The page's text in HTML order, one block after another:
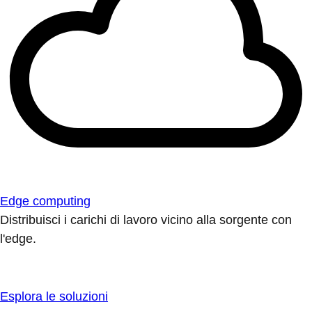
Edge computing
Distribuisci i carichi di lavoro vicino alla sorgente con
l'edge.
Esplora le soluzioni